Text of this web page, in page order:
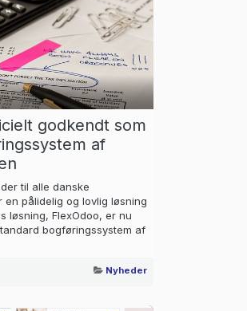
godkendt som
af
til alle danske
en pålidelig og lovlig løsning
løsning, FlexOdoo, er nu
bogføringssystem af
Nyheder